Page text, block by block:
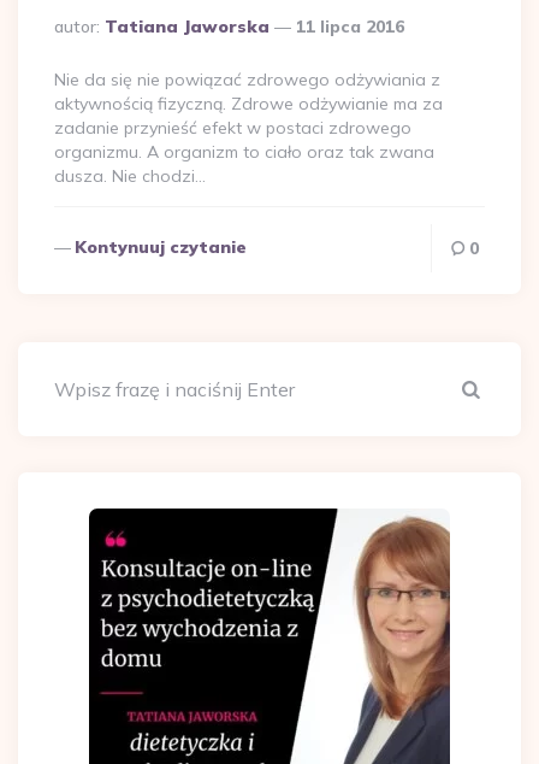
Dodane
autor: Tatiana Jaworska 11 lipca 2016
Nie da się nie powiązać zdrowego odżywiania z
aktywnością fizyczną. Zdrowe odżywianie ma za
zadanie przynieść efekt w postaci zdrowego
organizmu. A organizm to ciało oraz tak zwana
dusza. Nie chodzi…
Kontynuuj czytanie 0